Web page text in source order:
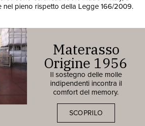
nel pieno rispetto della Legge 166/2009.
Materasso
Origine 1956
Il sostegno delle molle
indipendenti incontra il
comfort del memory.
SCOPRILO